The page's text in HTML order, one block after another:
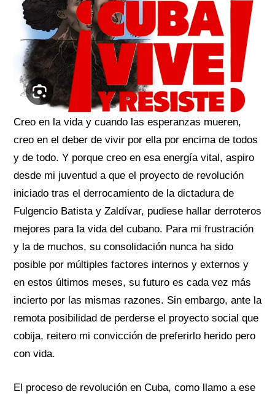
Creo en la vida y cuando las esperanzas mueren,
creo en el deber de vivir por ella por encima de todos
y de todo. Y porque creo en esa energía vital, aspiro
desde mi juventud a que el proyecto de revolución
iniciado tras el derrocamiento de la dictadura de
Fulgencio Batista y Zaldívar, pudiese hallar derroteros
mejores para la vida del cubano. Para mi frustración
y la de muchos, su consolidación nunca ha sido
posible por múltiples factores internos y externos y
en estos últimos meses, su futuro es cada vez más
incierto por las mismas razones. Sin embargo, ante la
remota posibilidad de perderse el proyecto social que
cobija, reitero mi convicción de preferirlo herido pero
con vida.
El proceso de revolución en Cuba, como llamo a ese